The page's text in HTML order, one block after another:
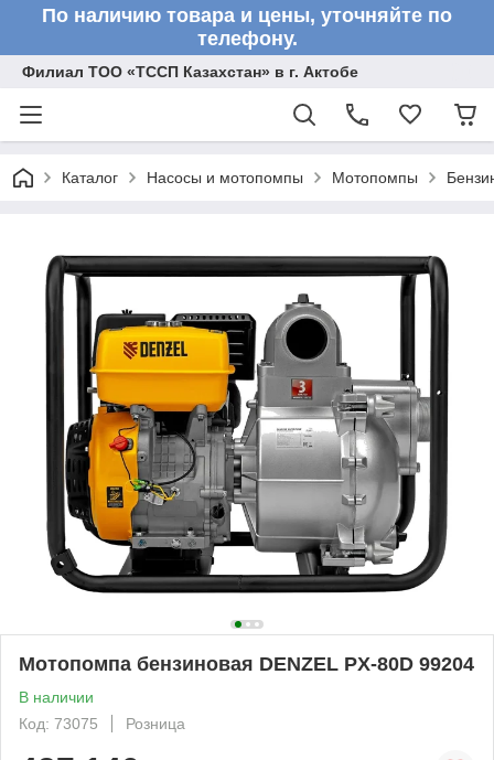
По наличию товара и цены, уточняйте по
телефону.
Филиал ТОО «ТССП Казахстан» в г. Актобе
Каталог Насосы и мотопомпы Мотопомпы
Мотопомпа бензиновая DENZEL PX-80D 99204
В наличии
Код: 73075
Розница